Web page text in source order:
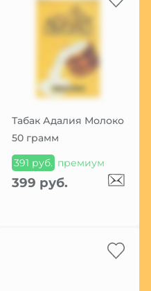
Табак Адалия Молоко
50 грамм
391 руб. премиум
399 руб.